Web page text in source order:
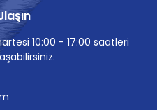
10:00 - 17:00 saatleri